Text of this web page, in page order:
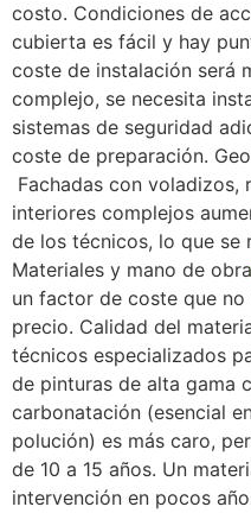
costo. Condiciones de
cubierta es fácil y hay
coste de instalación será
complejo, se necesita
sistemas de seguridad
coste de preparación.
Fachadas con voladizos,
interiores complejos
de los técnicos, lo que se
Materiales y mano de
un factor de coste que
precio. Calidad del
técnicos especializados
de pinturas de alta gama
carbonatación (esencial
polución) es más caro,
de 10 a 15 años. Un
intervención en pocos